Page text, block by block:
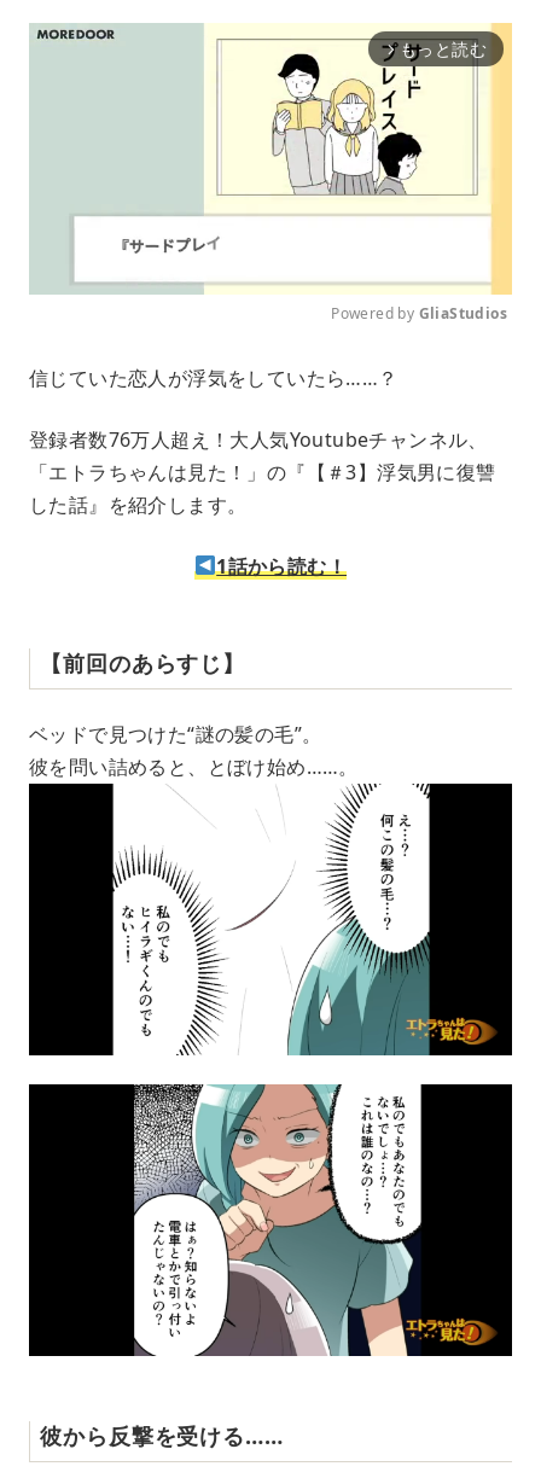
arrow_forward_ios もっと読む
e
Powered by GliaStudios
信じていた恋人が浮気をしていたら……？
登録者数76万人超え！大人気Youtubeチャンネル、
「エトラちゃんは見た！」の『【＃3】浮気男に復讐
した話』を紹介します。
1話から読む！
【前回のあらすじ】
ベッドで見つけた“謎の髪の毛”。
彼を問い詰めると、とぼけ始め……。
彼から反撃を受ける……